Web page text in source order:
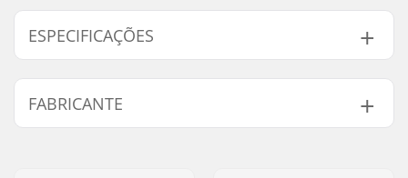
ESPECIFICAÇÕES
Tipo/Comprimento do
Avanço:
50mm, Carga frontal
Altura do avanço:
16 mm
FABRICANTE